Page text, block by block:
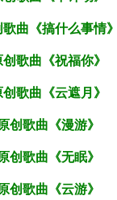
歌曲《搞什么事情》
创歌曲《祝福你》
创歌曲《云遮月》
创歌曲《漫游》
创歌曲《无眠》
创歌曲《云游》